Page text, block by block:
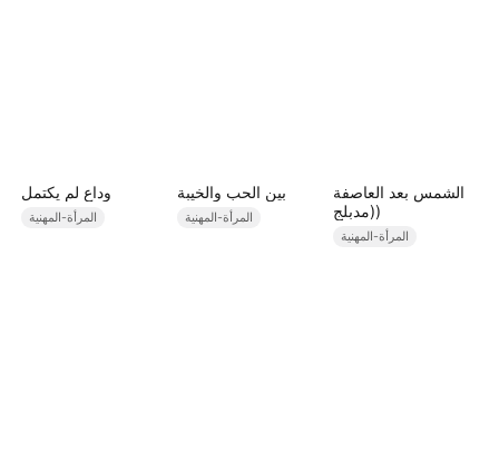
وداع لم يكتمل
المرأة-المهنية
بين الحب والخيبة
المرأة-المهنية
الشمس بعد العاصفة
(مدبلج)
المرأة-المهنية